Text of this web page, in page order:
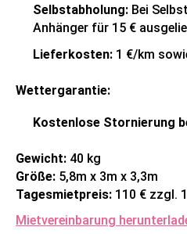
Selbstabholung: Bei
Anhänger für 15 €
Lieferkosten: 1 €/km
Wettergarantie:
Kostenlose Stornierung
Gewicht: 40 kg
Größe: 5,8m x 3m x 3,3m
Tagesmietpreis: 110 € zzgl.
Mietvereinbarung